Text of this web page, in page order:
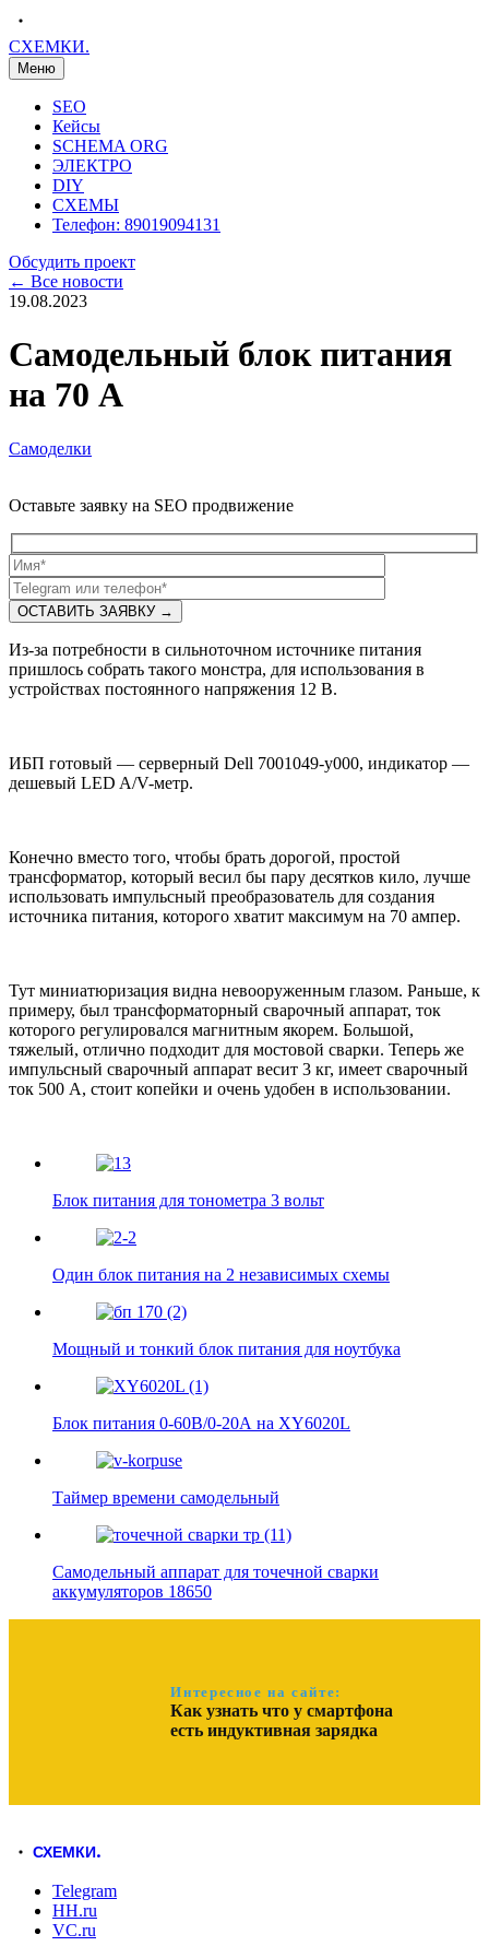
СХЕМКИ.
Меню
SEO
Кейсы
SCHEMA ORG
ЭЛЕКТРО
DIY
СХЕМЫ
Телефон: 89019094131
Обсудить проект
← Все новости
19.08.2023
Самодельный блок питания
на 70 А
Самоделки
Оставьте заявку на SEO продвижение
Из-за потребности в сильноточном источнике питания
пришлось собрать такого монстра, для использования в
устройствах постоянного напряжения 12 В.
ИБП готовый — серверный Dell 7001049-y000, индикатор —
дешевый LED A/V-метр.
Конечно вместо того, чтобы брать дорогой, простой
трансформатор, который весил бы пару десятков кило, лучше
использовать импульсный преобразователь для создания
источника питания, которого хватит максимум на 70 ампер.
Тут миниатюризация видна невооруженным глазом. Раньше, к
примеру, был трансформаторный сварочный аппарат, ток
которого регулировался магнитным якорем. Большой,
тяжелый, отлично подходит для мостовой сварки. Теперь же
импульсный сварочный аппарат весит 3 кг, имеет сварочный
ток 500 А, стоит копейки и очень удобен в использовании.
Блок питания для тонометра 3 вольт
Один блок питания на 2 независимых схемы
Мощный и тонкий блок питания для ноутбука
Блок питания 0-60В/0-20А на XY6020L
Таймер времени самодельный
Самодельный аппарат для точечной сварки
аккумуляторов 18650
Интересное на сайте:
Как узнать что у смартфона
есть индуктивная зарядка
СХЕМКИ.
Telegram
HH.ru
VC.ru